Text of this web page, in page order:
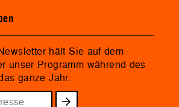
hält Sie auf dem
unser Programm während des
ganze Jahr.